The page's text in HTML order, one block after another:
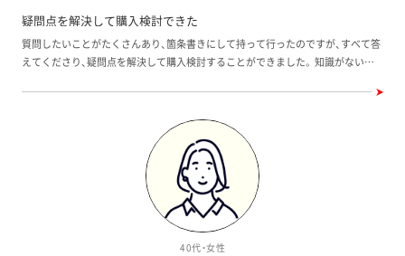
疑問点を解決して購入検討できた
質問したいことがたくさんあり、箇条書きにして持って行ったのですが、すべて答
えてくださり、疑問点を解決して購入検討することができました。 知識がない営
40代・女性